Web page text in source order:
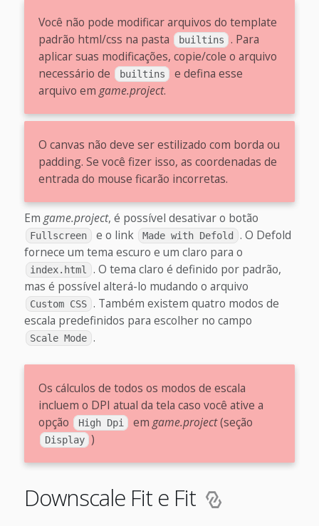
Você não pode modificar arquivos do template
padrão html/css na pasta
builtins
. Para
aplicar suas modificações, copie/cole o arquivo
necessário de
builtins
e defina esse
arquivo emgame.project.
O canvas não deve ser estilizado com borda ou
padding. Se você fizer isso, as coordenadas de
entrada do mouse ficarão incorretas.
Em game.project, é possível desativar o botão
Fullscreen e o link Made with Defold
. O Defold
fornece um tema escuro e um claro para o
index.html
. O tema claro é definido por padrão,
mas é possível alterá-lo mudando o arquivo
Custom CSS . Também existem quatro modos de
escala predefinidos para escolher no campo
Scale Mode .
Os cálculos de todos os modos de escala
incluem o DPI atual da tela caso você ative a
opção
High Dpi em game.project(seção
Display )
Downscale Fit e Fit